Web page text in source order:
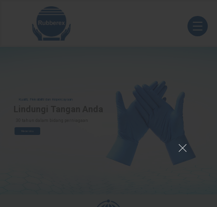
Kualiti, Fleksibiliti dan Kepercayaan
Meneroka